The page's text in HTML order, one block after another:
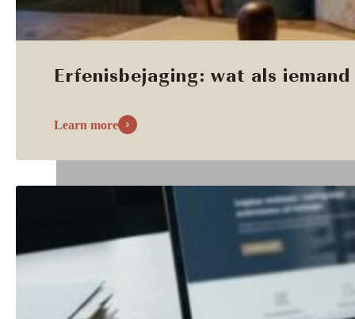
Erfenisbejaging: wat als
Learn more